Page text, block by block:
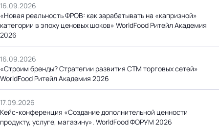
16.09.2026
«Новая реальность ФРОВ: как зарабатывать на «капризной»
категории в эпоху ценовых шоков» WorldFood Ритейл Академия
2026
16.09.2026
«Строим бренды? Стратегии развития СТМ торговых сетей»
WorldFood Ритейл Академия 2026
17.09.2026
Кейс-конференция «Создание дополнительной ценности
продукту, услуге, магазину». WorldFood ФОРУМ 2026